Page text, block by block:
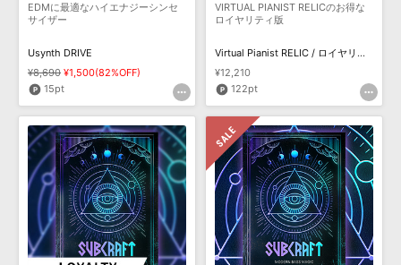
EDMに最適なハイエナジーシンセ
サイザー
Usynth DRIVE
¥8,690 ¥1,500(82%OFF)
15pt
VIRTUAL PIANIST RELICのお得な
ロイヤリティ版
Virtual Pianist RELIC / ロイヤリティ
¥12,210
122pt